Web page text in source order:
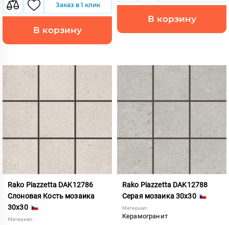
Заказ в 1 клик
В корзину
В корзину
Rako Piazzetta DAK12786
Слоновая Кость мозаика
30x30
Материал:
Rako Piazzetta DAK12788
Серая мозаика 30x30
Материал:
Керамогранит